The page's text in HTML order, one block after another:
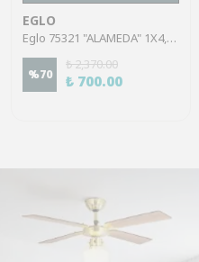
EGLO
Eglo 75321 "ALAMEDA" 1X4,5W Çelik Nikel Mat Sıva Üstü Spot
%70
₺ 2,370.00
₺ 700.00